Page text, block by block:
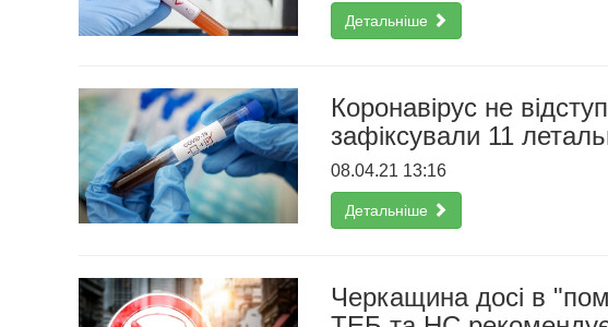
Детальніше
Коронавірус не
зафіксували 11
08.04.21 13:16
Детальніше
Черкащина досі в